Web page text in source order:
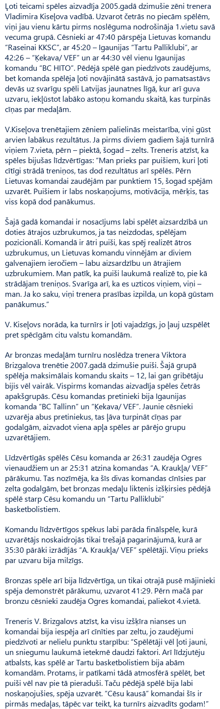
Ļoti teicami spēles aizvadīja 2005.gadā dzimušie zēni trenera
Vladimira Kiseļova vadībā. Uz­varot četrās no piecām spēlēm,
viņi jau vienu kārtu pirms noslēguma nodrošināja 1.vietu savā
vecuma grupā. Cēsnieki ar 47:40 pārspēja Lietuvas komandu
“Ra­seinai KKSC”, ar 45:20 – Igau­nijas “Tartu Palliklubi”, ar
42:26 – “Ķekava/ VEF” un ar 44:30 vēl vienu Igaunijas
komandu “BC HITO”. Pēdējā spēlē gan piedzīvots zaudējums,
bet komanda spēlēja ļoti novājinātā sastāvā, jo pamatsastāvs
devās uz svarīgu spēli Latvijas jaunatnes līgā, kur arī guva
uzvaru, iekļūstot labāko astoņu komandu skaitā, kas turpinās
cīņas par medaļām.
V.Ki­seļova trenētajiem zēniem palielinās meistarība, viņi gūst
arvien labākus rezultātus. Ja pirms diviem gadiem šajā turnīrā
viņiem 7.vieta, pērn – piektā, šogad – zelts. Treneris atzīst, ka
spēles bijušas līdzvērtīgas: “Man prieks par puišiem, kuri ļoti
cītīgi strādā treniņos, tas dod rezultātus arī spēlēs. Pērn
Lietuvas komandai zaudējām par punktiem 15, šogad spējām
uzvarēt. Pui­šiem ir labs noskaņojums, motivācija, mērķis, tas
viss kopā dod panākumus.
Šajā gadā komandai ir nosacījums labi spēlēt aizsardzībā un
doties ātrajos uzbrukumos, ja tas neizdodas, spēlējam
pozicionāli. Komandā ir ātri puiši, kas spēj realizēt ātros
uzbrukumus, un Lietuvas komandu vinnējām ar diviem
galvenajiem ieročiem – labu aizsardzību un ātrajiem
uzbrukumiem. Man patīk, ka puiši laukumā realizē to, pie kā
strādājam treniņos. Svarīga arī, ka es uzticos viņiem, viņi –
man. Ja ko saku, viņi trenera prasības izpilda, un kopā gūstam
panākumus.”
V. Kiseļovs norāda, ka turnīrs ir ļoti vajadzīgs, jo ļauj uzspēlēt
pret spēcīgām citu valstu komandām.
Ar bronzas medaļām turnīru noslēdza trenera Viktora
Brizgalova trenētie 2007.gadā dzimušie puiši. Šajā grupā
spēlēja maksimālais komandu skaits – 12, lai gan gribētāju
bijis vēl vairāk. Vis­pirms komandas aizvadīja spēles četrās
apakšgrupās. Cēsu komandas pretinieki bija Igaunijas
komanda “BC Tallinn” un “Ķekava/ VEF”. Jaunie cēsnieki
uzvarēja abus pretiniekus, tas ļāva turpināt cīņas par
godalgām, aizvadot viena apļa spēles ar pārējo grupu
uzvarētājiem.
Līdzvērtīgās spēlēs Cēsu komanda ar 26:31 zaudēja Ogres
vienaudžiem un ar 25:31 atzina komandas “A. Kraukļa/ VEF”
pārākumu. Tas nozīmēja, ka šīs divas komandas cīnīsies par
zelta godalgām, bet bronzas medaļu liktenis izšķirsies pēdējā
spēlē starp Cēsu komandu un “Tartu Palliklubi”
basketbolistiem.
Komandu līdzvērtīgos spēkus labi parāda finālspēle, kurā
uzvarētājs noskaidrojās tikai trešajā pagarinājumā, kurā ar
35:30 pārāki izrādījās “A. Kraukļa/ VEF” spēlētāji. Viņu prieks
par uzvaru bija milzīgs.
Bronzas spēle arī bija līdzvērtīga, un tikai otrajā pusē mājinieki
spēja demonstrēt pārākumu, uzvarot 41:29. Pērn mačā par
bronzu cēsnieki zaudēja Ogres komandai, paliekot 4.vietā.
Treneris V. Brizgalovs atzīst, ka visu izšķīra nianses un
komandai bija iespēja arī cīnīties par zeltu, jo zaudējumi
piedzīvoti ar nelielu punktu starpību: “Spēlētāji vēl ļoti jauni,
un sniegumu laukumā ietekmē daudzi faktori. Arī līdzjutēju
atbalsts, kas spēlē ar Tartu basketbolistiem bija abām
komandām. Protams, ir patīkami tādā atmosfērā spēlēt, bet
puiši vēl nav pie tā pieraduši. Taču pēdējā spēlē bija labi
noskaņojušies, spēja uzvarēt. “Cēsu kausā” komandai šīs ir
pirmās medaļas, tāpēc var teikt, ka turnīrs aizvadīts godam!”